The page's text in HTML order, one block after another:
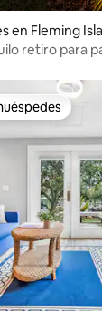
en Fleming
retiro para
entre